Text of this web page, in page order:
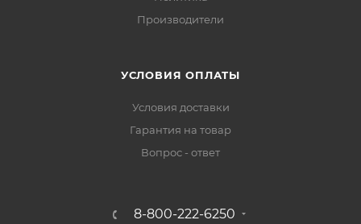
Производители
УСЛОВИЯ ОПЛАТЫ
Условия доставки
Гарантия на товар
Вопрос - ответ
8-800-222-6250